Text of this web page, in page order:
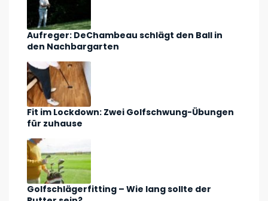
Aufreger: DeChambeau schlägt den Ball in
den Nachbargarten
Fit im Lockdown: Zwei Golfschwung-Übungen
für zuhause
Golfschlägerfitting – Wie lang sollte der